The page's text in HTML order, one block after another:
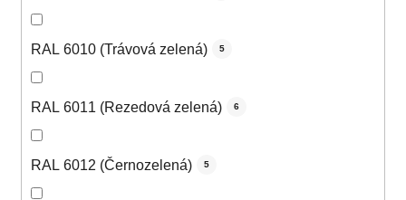
RAL 6010 (Trávová zelená) 5
RAL 6011 (Rezedová zelená) 6
RAL 6012 (Černozelená) 5